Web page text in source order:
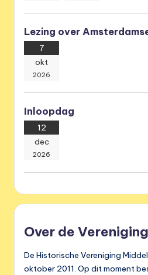
Lezing over
7
okt
2026
Inloopdag
12
dec
2026
Over de Vereniging
De Historische Vereniging
oktober 2011. Op dit moment